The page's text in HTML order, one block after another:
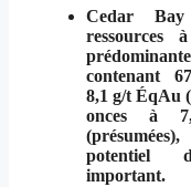
Cedar Bay
ressources
contenant
8,1 g/t ÉqAu
onces à
potentiel
important.